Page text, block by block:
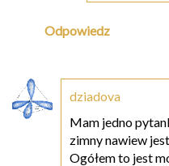
Odpowiedz
dziadova
Mam jedno
zimny nawiew
Ogółem to jest